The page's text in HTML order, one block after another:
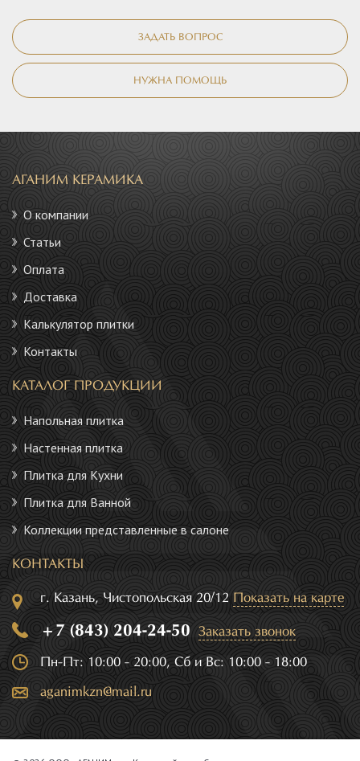
ЗАДАТЬ ВОПРОС
НУЖНА ПОМОЩЬ
АГАНИМ КЕРАМИКА
О компании
Статьи
Оплата
Доставка
Калькулятор плитки
Контакты
КАТАЛОГ ПРОДУКЦИИ
Напольная плитка
Настенная плитка
Плитка для Кухни
Плитка для Ванной
Коллекции представленные в салоне
КОНТАКТЫ
г. Казань, Чистопольская 20/12 Показать на карте
+7 (843) 204-24-50 Заказать звонок
Пн-Пт: 10:00 - 20:00, Сб и Вс: 10:00 - 18:00
aganimkzn@mail.ru